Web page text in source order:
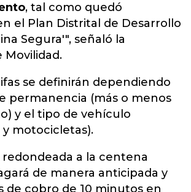
, tal como quedó
el Plan Distrital de Desarrollo
Segura'", señaló la
Movilidad.
se definirán dependiendo
permanencia (más o menos
y el tipo de vehículo
motocicletas).
redondeada a la centena
de manera anticipada y
de cobro de 10 minutos en